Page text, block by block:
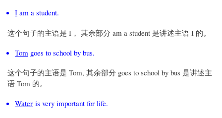
I am a student.
这个句子的主语是 I， 其余部分 am a student 是讲述主语 I 的。
Tom goes to school by bus.
这个句子的主语是 Tom, 其余部分 goes to school by bus 是讲述主
语 Tom 的。
Water is very important for life.